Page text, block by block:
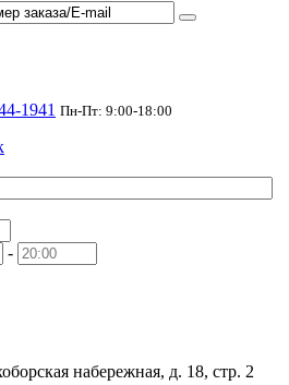
1941 Пн-Пт: 9:00-18:00
-
набережная, д. 18, стр. 2